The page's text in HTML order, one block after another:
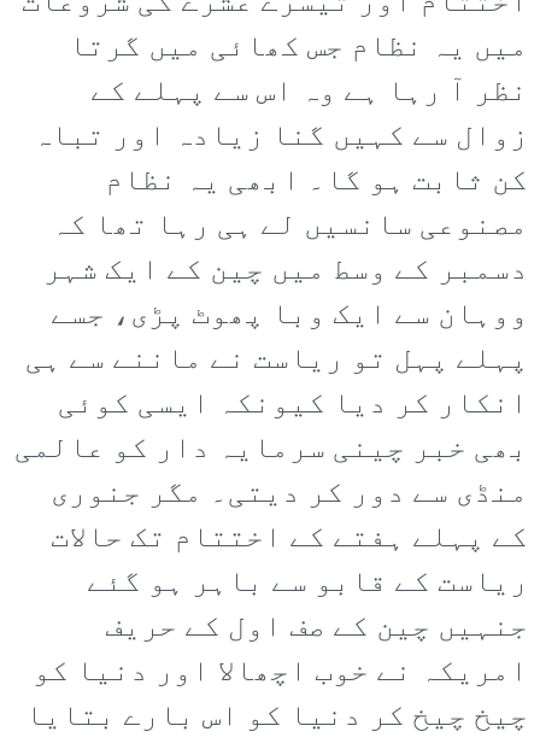
میں یہ نظام جس کھائی میں گرتا
نظر آ رہا ہے وہ اس سے پہلے کے
زوال سے کہیں گنا زیادہ اور تباہ
کن ثابت ہو گا۔ ابھی یہ نظام
مصنوعی سانسیں لے ہی رہا تھا کہ
دسمبر کے وسط میں چین کے ایک شہر
ووہان سے ایک وبا پھوٹ پڑی، جسے
پہلے پہل تو ریاست نے ماننے سے ہی
انکار کر دیا کیونکہ ایسی کوئی
بھی خبر چینی سرمایہ دار کو عالمی
منڈی سے دور کر دیتی۔ مگر جنوری
کے پہلے ہفتے کے اختتام تک حالات
ریاست کے قابو سے باہر ہو گئے
جنہیں چین کے صف اول کے حریف
امریکہ نے خوب اچھالا اور دنیا کو
چیخ چیخ کر دنیا کو اس بارے بتایا